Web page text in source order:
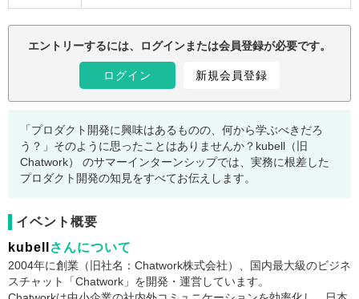
注意事項：
エントリーするには、ログインまたは会員登録が必要です。
ログイン 新規会員登録
「プロダクト開発に興味はあるものの、何から学ぶべきだろ
う？」そのように思ったことはありませんか？kubell（旧
Chatwork） のサマーインターンシップでは、実務に根差した
プロダクト開発の知見をすべてお伝えします。
イベント概要
kubell
さんについて
2004年に創業（旧社名：Chatwork株式会社）、国内最大級のビジネ
スチャット「Chatwork」を開発・運営しています。